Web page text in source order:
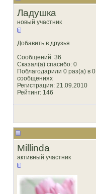
Ладушка
новый участник
Добавить в друзья
Сообщений: 36
Сказал(а) спасибо: 0
Поблагодарили 0 раз(а) в 0
сообщениях
Регистрация: 21.09.2010
Рейтинг: 146
Millinda
активный участник